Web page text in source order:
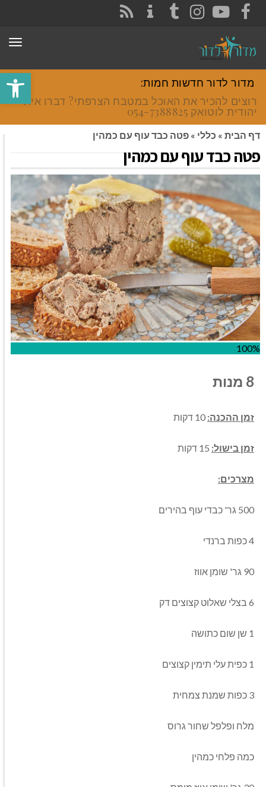
פתח
FACEBOOK
YOUTUBE
INSTAGRAM
TUMBLR
מדור לדור חדשות חמות:
רוצים להכיר את האוכל במטבח הצרפתי? דברו איתי
יהודית לוטואק 054-7388825.
דף הבית » כללי » פטה כבד עוף עם כמהין
פטה כבד עוף עם כמהין
100%
8 מנות
זמן ההכנה:
זמן בישול:
מצרכים:
500 גר' כבדי עוף בהירים
4 כפות ברנדי
90 גר' שומן אווז
6 בצלי שאלוט קצוצים דק
1 שן שום כתושה
1 כפית עלי תימין קצוצים
3 כפות שמנת צמחית
מלח ופלפל שחור גרוס
כמה פלחי כמהין